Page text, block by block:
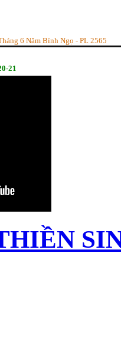
6 Năm Bính Ngọ - PL 2565
21